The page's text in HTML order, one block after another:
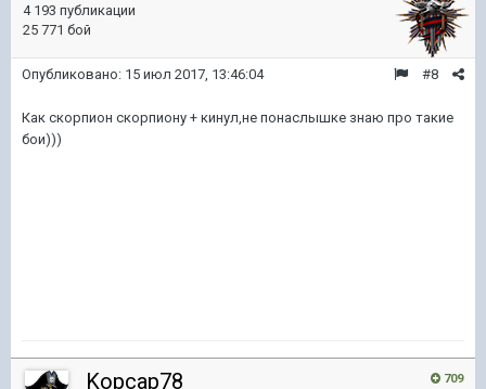
4 193 публикации
25 771 бой
#8
Опубликовано: 15 июл 2017, 13:46:04
Как скорпион скорпиону + кинул,не понаслышке знаю про такие
бои)))
709
Kopcap78